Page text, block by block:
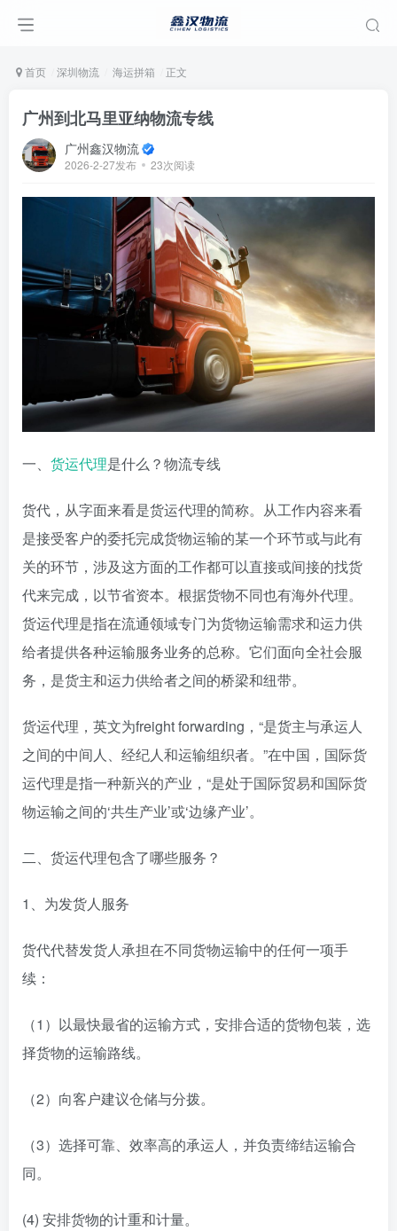
首页 深圳物流 海运拼箱 正文
广州到北马里亚纳物流专线
广州鑫汉物流
2026-2-27发布 23次阅读
一、 货运代理是什么？物流专线
货代，从字面来看是货运代理的简称。从工作内容来看
是接受客户的委托完成货物运输的某一个环节或与此有
关的环节，涉及这方面的工作都可以直接或间接的找货
代来完成，以节省资本。根据货物不同也有海外代理。
货运代理是指在流通领域专门为货物运输需求和运力供
给者提供各种运输服务业务的总称。它们面向全社会服
务，是货主和运力供给者之间的桥梁和纽带。
货运代理，英文为freight forwarding，“是货主与承运人
之间的中间人、经纪人和运输组织者。”在中国，国际货
运代理是指一种新兴的产业，“是处于国际贸易和国际货
物运输之间的‘共生产业’或‘边缘产业’。
二、货运代理包含了哪些服务？
1、为发货人服务
货代代替发货人承担在不同货物运输中的任何一项手
续：
（1）以最快最省的运输方式，安排合适的货物包装，选
择货物的运输路线。
（2）向客户建议仓储与分拨。
（3）选择可靠、效率高的承运人，并负责缔结运输合
同。
(4) 安排货物的计重和计量。